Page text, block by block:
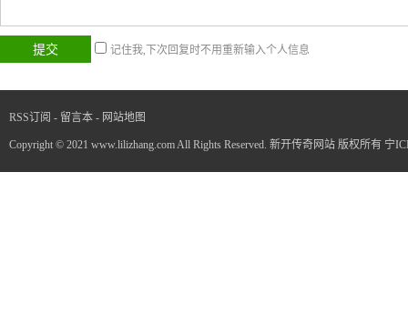
记住我,下次回复时不用重新输入个人信息
RSS订阅 - 留言本 - 网站地图
Copyright © 2021 www.lilizhang.com All Rights Reserved. 新开传奇网站 版权所有 宁